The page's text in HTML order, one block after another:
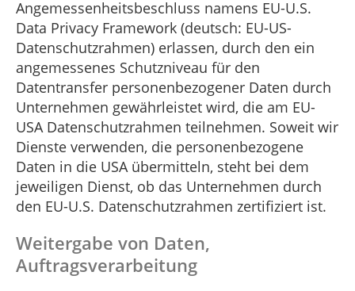
Angemessenheitsbeschluss namens EU-U.S.
Data Privacy Framework (deutsch: EU-US-
Datenschutzrahmen) erlassen, durch den ein
angemessenes Schutzniveau für den
Datentransfer personenbezogener Daten durch
Unternehmen gewährleistet wird, die am EU-
USA Datenschutzrahmen teilnehmen. Soweit wir
Dienste verwenden, die personenbezogene
Daten in die USA übermitteln, steht bei dem
jeweiligen Dienst, ob das Unternehmen durch
den EU-U.S. Datenschutzrahmen zertifiziert ist.
Weitergabe von Daten,
Auftragsverarbeitung